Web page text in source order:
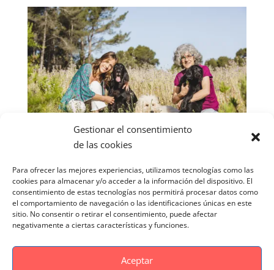
Gestionar el consentimiento
de las cookies
Para ofrecer las mejores experiencias, utilizamos tecnologías como las
cookies para almacenar y/o acceder a la información del dispositivo. El
consentimiento de estas tecnologías nos permitirá procesar datos como
el comportamiento de navegación o las identificaciones únicas en este
sitio. No consentir o retirar el consentimiento, puede afectar
negativamente a ciertas características y funciones.
Aceptar